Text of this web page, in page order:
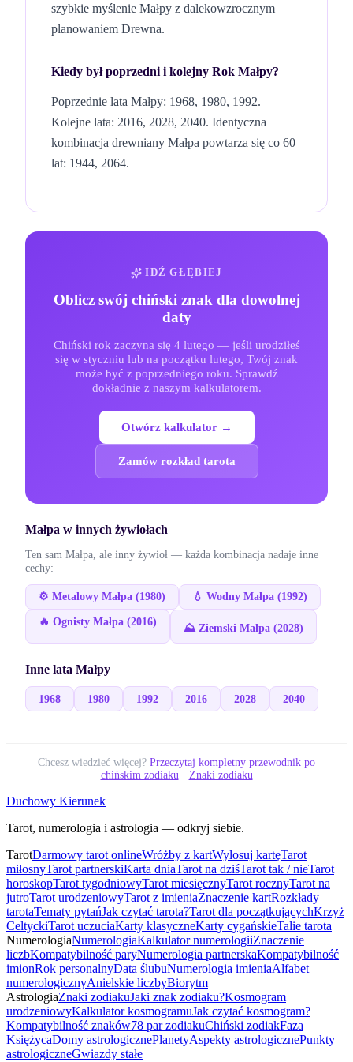
szybkie myślenie Małpy z dalekowzrocznym
planowaniem Drewna.
Kiedy był poprzedni i kolejny Rok Małpy?
Poprzednie lata Małpy: 1968, 1980, 1992.
Kolejne lata: 2016, 2028, 2040. Identyczna
kombinacja drewniany Małpa powtarza się co 60
lat: 1944, 2064.
IDŹ GŁĘBIEJ
Oblicz swój chiński znak dla dowolnej
daty
Chiński rok zaczyna się 4 lutego — jeśli urodziłeś
się w styczniu lub na początku lutego, Twój znak
może być z poprzedniego roku. Sprawdź
dokładnie z naszym kalkulatorem.
Otwórz kalkulator →
Zamów rozkład tarota
Małpa w innych żywiołach
Ten sam Małpa , ale inny żywioł — każda kombinacja nadaje inne
cechy:
⚙️ Metalowy Małpa (1980) 💧 Wodny Małpa (1992)
🔥 Ognisty Małpa (2016) ⛰️ Ziemski Małpa (2028)
Inne lata Małpy
1968 1980 1992 2016 2028 2040
Chcesz wiedzieć więcej? Przeczytaj kompletny przewodnik po
chińskim zodiaku · Znaki zodiaku
Duchowy Kierunek
Tarot, numerologia i astrologia — odkryj siebie.
TarotDarmowy tarot onlineWróżby z kartWylosuj kartęTarot
miłosnyTarot partnerskiKarta dniaTarot na dziśTarot tak / nieTarot
horoskopTarot tygodniowyTarot miesięcznyTarot rocznyTarot na
jutroTarot urodzeniowyTarot z imieniaZnaczenie kartRozkłady
tarotaTematy pytańJak czytać tarota?Tarot dla początkującychKrzyż
CeltyckiTarot uczuciaKarty klasyczneKarty cygańskieTalie tarota
NumerologiaNumerologiaKalkulator numerologiiZnaczenie
liczbKompatybilność paryNumerologia partnerskaKompatybilność
imionRok personalnyData ślubuNumerologia imieniaAlfabet
numerologicznyAnielskie liczbyBiorytm
AstrologiaZnaki zodiakuJaki znak zodiaku?Kosmogram
urodzeniowyKalkulator kosmogramuJak czytać kosmogram?
Kompatybilność znaków78 par zodiakuChiński zodiakFaza
KsiężycaDomy astrologicznePlanetyAspekty astrologicznePunkty
astrologiczneGwiazdy stałe